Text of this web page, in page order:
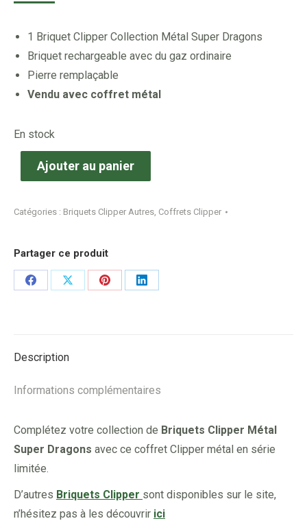
1 Briquet Clipper Collection Métal Super Dragons
Briquet rechargeable avec du gaz ordinaire
Pierre remplaçable
Vendu avec coffret métal
En stock
Ajouter au panier
Catégories : Briquets Clipper Autres, Coffrets Clipper
Partager ce produit
Share
Share
Share
Share
Description
Informations complémentaires
Complétez votre collection de Briquets Clipper Métal
Super Dragons avec ce coffret Clipper métal en série
limitée.
D’autres Briquets Clipper sont disponibles sur le site,
n’hésitez pas à les découvrir ici